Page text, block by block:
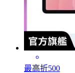
最高折500